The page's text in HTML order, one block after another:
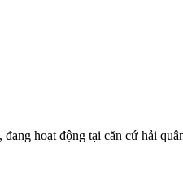
hoạt động tại căn cứ hải